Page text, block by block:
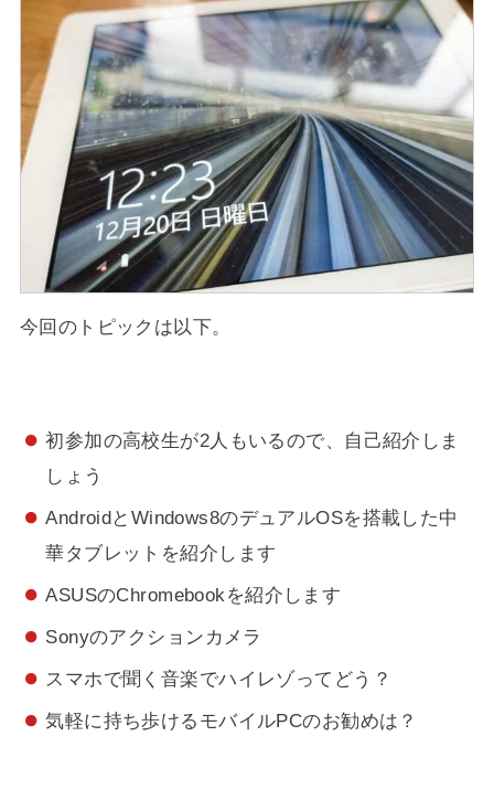
今回のトピックは以下。
初参加の高校生が2人もいるので、自己紹介しま
しょう
AndroidとWindows8のデュアルOSを搭載した中
華タブレットを紹介します
ASUSのChromebookを紹介します
Sonyのアクションカメラ
スマホで聞く音楽でハイレゾってどう？
気軽に持ち歩けるモバイルPCのお勧めは？